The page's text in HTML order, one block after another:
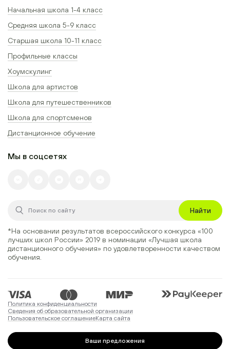
Начальная школа 1-4 класс
Средняя школа 5-9 класс
Старшая школа 10-11 класс
Профильные классы
Хоумскулинг
Школа для артистов
Школа для путешественников
Школа для спортсменов
Дистанционное обучение
Мы в соцсетях
Найти
*На основании результатов всероссийского конкурса «100
лучших школ России» 2019 в номинации «Лучшая школа
дистанционного обучения» по удовлетворенности качеством
обучения.
Политика конфиденциальности
Сведения об образовательной организации
Пользовательское соглашениеКарта сайта
Ваши предложения